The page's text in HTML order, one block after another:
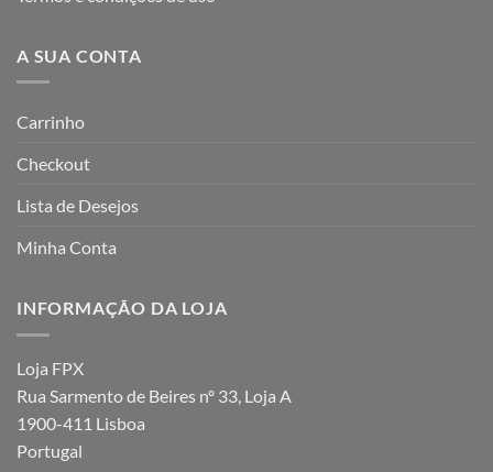
A SUA CONTA
Carrinho
Checkout
Lista de Desejos
Minha Conta
INFORMAÇÃO DA LOJA
Loja FPX
Rua Sarmento de Beires nº 33, Loja A
1900-411 Lisboa
Portugal